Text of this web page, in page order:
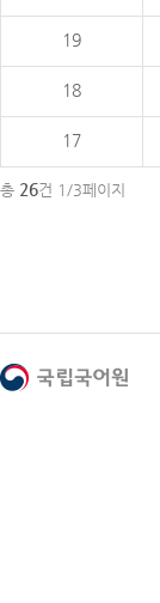
19
18
17
총 26건 1/3페이지